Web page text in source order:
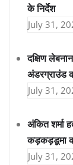
के निर्देश
July 31,
दक्षिण
अंडरग्राउंड
July 31,
अंकित शर्मा
कड़कड़डूमा
July 31,